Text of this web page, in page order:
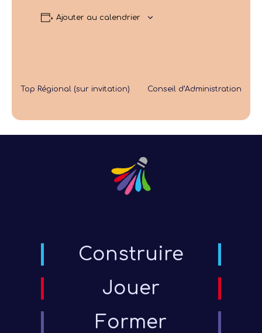
Ajouter au calendrier
Top Régional (sur invitation) Conseil d’Administration
Construire
Jouer
Former